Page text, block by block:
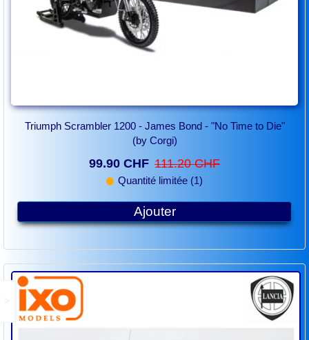
Triumph Scrambler 1200 - James Bond - "No Time to Die"
(by Corgi)
99.90 CHF 111.20 CHF
Quantité limitée (1)
Ajouter